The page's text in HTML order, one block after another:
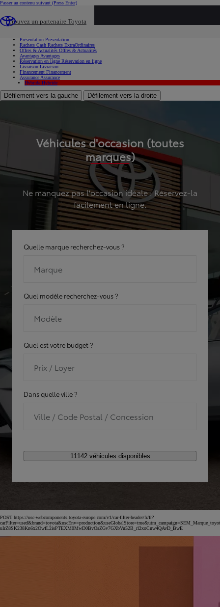
Passer au contenu suivant (Press Enter)
Trouvez un partenaire Toyota
Présentation Présentation
Rachats Cash Rachats ExtraOrdinaires
Offres & Actualités Offres & Actualités
Avantages Avantages
Réservation en ligne Réservation en ligne
Livraison Livraison
Financement Financement
Assurance Assurance
Hybride Hybride
Défilement vers la gauche Défilement vers la droite
Véhicules d'occasion (toutes
marques)
Ne manquez pas l'occasion idéale : Réservez-la
facilement en ligne.
Quelle marque recherchez-vous ?
Marque
Quel modèle recherchez-vous ?
Modèle
Quel est votre budget ?
Prix / Loyer
Dans quelle ville ?
Ville / Code Postal / Concession
11142 véhicules disponibles
POST https://usc-webcomponents.toyota-europe.com/v1/car-filter-header/fr/fr?
uIrZ8SK238Kn6x2OwfL2isPTEXM0MwD0BvOsZGv7GXbVu52B_rl2xoCnw4QAvD_BwE